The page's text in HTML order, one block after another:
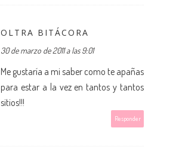
OLTRA BITÁCORA
30 de marzo de 2011 a las 9:01
Me gustaría a mi saber como te apañas
para estar a la vez en tantos y tantos
sitios!!!
Responder